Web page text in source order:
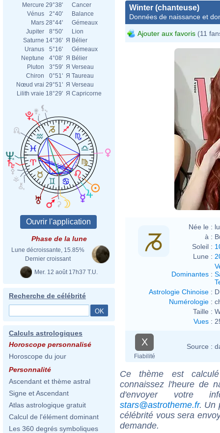
Mercure 29°38'
Cancer
Vénus
2°40'
Balance
Mars 28°44'
Gémeaux
Jupiter
8°50'
Lion
Saturne 14°36' Я Bélier
Uranus
5°16'
Gémeaux
Neptune
4°08' Я Bélier
Pluton
3°59' Я Verseau
Chiron
0°51' Я Taureau
Nœud vrai 29°51' Я Verseau
Lilith vraie 18°29' Я Capricorne
Phase de la lune
Lune décroissante, 15.85%
Dernier croissant
Mer. 12 août 17h37 T.U.
Recherche de célébrité
Calculs astrologiques
Horoscope personnalisé
Horoscope du jour
Personnalité
Ascendant et thème astral
Signe et Ascendant
Atlas astrologique gratuit
Calcul de l'élément dominant
Les 360 degrés symboliques
Winter (chanteuse)
Données de naissance et
Ajouter aux favoris (11
Née le :
à :
Soleil :
Lune :
Dominantes :
Astrologie Chinoise :
Numérologie :
Taille :
Vues :
X
Fiabilité
Source :
Ce thème est
connaissez l'heure de
d'envoyer votre
stars@astrotheme.fr. Un
célébrité vous sera
demande.